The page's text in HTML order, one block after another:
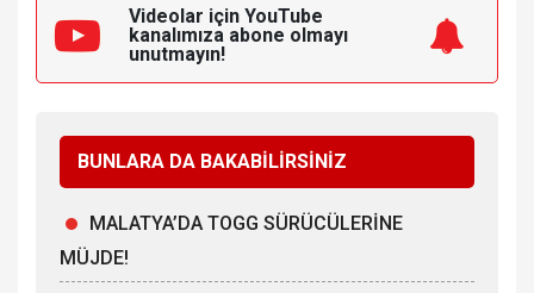
Videolar için YouTube
kanalımıza abone olmayı
unutmayın!
BUNLARA DA BAKABİLİRSİNİZ
MALATYA’DA TOGG SÜRÜCÜLERİNE
MÜJDE!